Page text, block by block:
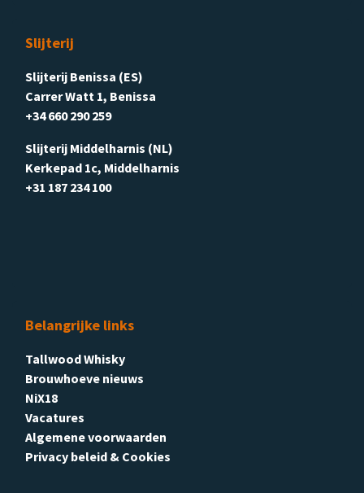
Slijterij
Slijterij Benissa (ES)
Carrer Watt 1, Benissa
+34 660 290 259
Slijterij Middelharnis (NL)
Kerkepad 1c, Middelharnis
+31 187 234 100
Belangrijke links
Tallwood Whisky
Brouwhoeve nieuws
NiX18
Vacatures
Algemene voorwaarden
Privacy beleid & Cookies